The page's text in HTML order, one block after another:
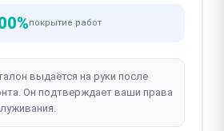
покрытие работ
выдаётся на руки после
Он подтверждает ваши права